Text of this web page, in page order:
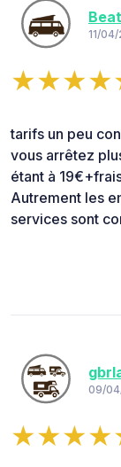
11/
tarifs un peu
vous arrêtez
étant à
Autrement les
services sont
09/